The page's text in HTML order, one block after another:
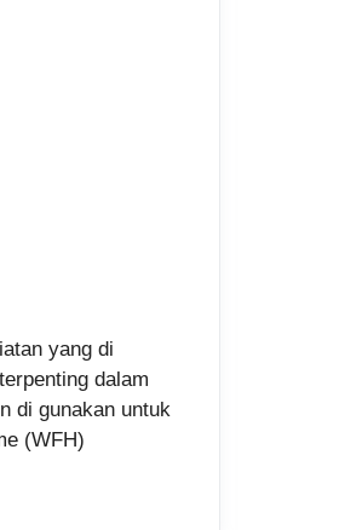
yang di
dalam
di gunakan untuk
(WFH)